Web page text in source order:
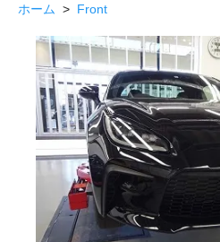
ホーム > Front